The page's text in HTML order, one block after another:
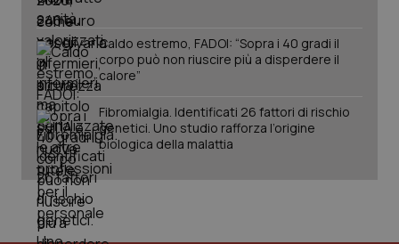
Caldo estremo, FADOI: “Sopra i 40 gradi il
corpo può non riuscire più a disperdere il
calore”
Fibromialgia. Identificati 26 fattori di rischio
genetici. Uno studio rafforza l’origine
biologica della malattia
tracking-sites-ironfish-
session-id
www.quotidianosanita.it
_ga